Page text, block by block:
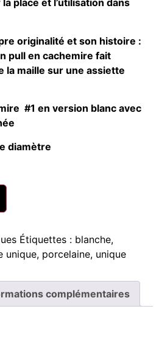
place et l’utilisation dans
originalité et son histoire :
pull en cachemire fait
la maille sur une assiette
#1 en version blanc avec
diamètre
Étiquettes : blanche,
unique, porcelaine, unique
complémentaires